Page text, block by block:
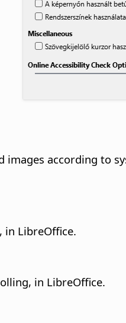
images according to
in LibreOffice.
in LibreOffice.